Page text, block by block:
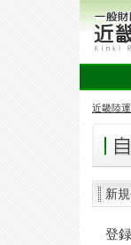
近畿陸
新
登